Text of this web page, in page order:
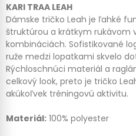
KARI TRAA LEAH
Dámske tričko Leah je ľahké
štruktúrou a krátkym rukávom
kombináciách. Sofistikované
ruže medzi lopatkami skvelo
Rýchloschnúci materiál a
celkový look, preto je tričko
akúkoľvek tréningovú aktivitu.
Materiál: 100% polyester